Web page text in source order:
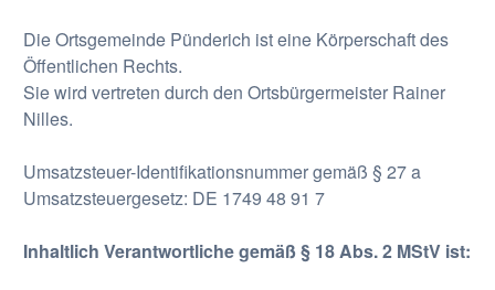
Die Ortsgemeinde Pünderich ist eine Körperschaft des
Öffentlichen Rechts.
Sie wird vertreten durch den Ortsbürgermeister Rainer
Nilles.
Umsatzsteuer-Identifikationsnummer gemäß § 27 a
Umsatzsteuergesetz: DE 1749 48 91 7
Inhaltlich Verantwortliche gemäß § 18 Abs. 2 MStV ist: